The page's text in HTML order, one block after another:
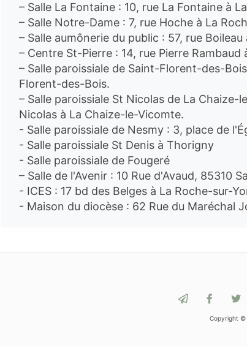
– Salle La Fontaine : 10, rue La Fontaine à
– Salle Notre-Dame : 7, rue Hoche à La
– Salle aumônerie du public : 57, rue Boileau
– Centre St-Pierre : 14, rue Pierre Rambaud
– Salle paroissiale de Saint-Florent-des-
Florent-des-Bois.
– Salle paroissiale St Nicolas de La
Nicolas à La Chaize-le-Vicomte.
- Salle paroissiale de Nesmy : 3, place de
- Salle paroissiale St Denis à Thorigny
- Salle paroissiale de Fougeré
– Salle de l'Avenir : 10 Rue d'Avaud, 85310
- ICES : 17 bd des Belges à La Roche-sur-
- Maison du diocèse : 62 Rue du Maréchal
Copyright ©